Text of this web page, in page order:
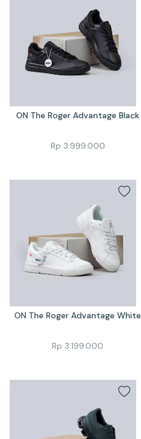
ON The Roger Advantage Black
Rp 3.999.000
ON The Roger Advantage White
Rp 3.199.000